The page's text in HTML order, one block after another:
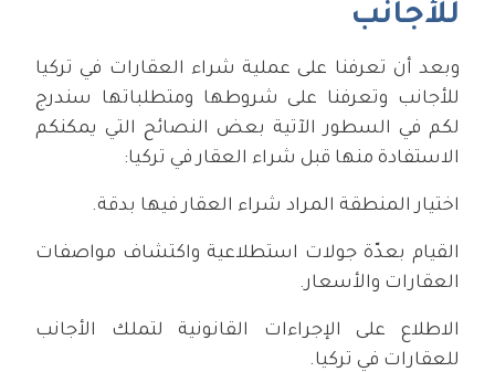
للأجانب
وبعد أن تعرفنا على عملية شراء العقارات في تركيا
للأجانب وتعرفنا على شروطها ومتطلباتها سندرج
لكم في السطور الآتية بعض النصائح التي يمكنكم
الاستفادة منها قبل شراء العقار في تركيا:
اختيار المنطقة المراد شراء العقار فيها بدقة.
القيام بعدّة جولات استطلاعية واكتشاف مواصفات
العقارات والأسعار.
الاطلاع على الإجراءات القانونية لتملك الأجانب
للعقارات في تركيا.